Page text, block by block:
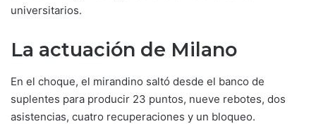
universitarios.
La actuación de Milano
En el choque, el mirandino saltó desde el banco de
suplentes para producir 23 puntos, nueve rebotes, dos
asistencias, cuatro recuperaciones y un bloqueo.